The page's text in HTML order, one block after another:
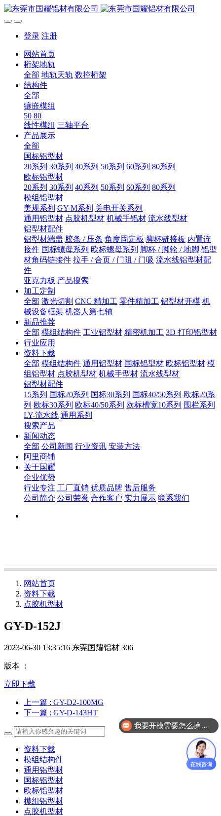
登录 注册
网站首页
桁架地轨
全部 地轨天轨 数控桁架
结构件
全部
镶嵌模组
50 80
线性模组 三轴平台
产品展示
全部
国标铝型材
20系列 30系列 40系列 50系列 60系列 80系列
欧标铝型材
20系列 30系列 40系列 50系列 60系列 80系列
模组铝型材
美规系列 GY-M系列 关电开关系列
通用铝型材 点胶机型材 机械手铝材 流水线型材
铝型材配件
铝型材端盖 胶条 / 压条 角度固定板 脚杯链接板 内置连
接件 国标螺母系列 欧标螺母系列 脚杯 / 脚轮 / 地脚 铝型
材角码链接件 拉手 / 合页 / 门阻 / 门吸 流水线铝型材配
件
亚克力板 产品搜索
加工定制
全部 激光切割 CNC 精加工 零件精加工 铝型材开模 机
械设备框架 机器人第七轴
新品推荐
全部 模组结构件 工业铝型材 精密机加工 3D 打印铝型材
行业应用
资料下载
全部 模组结构件 通用铝型材 国标铝型材 欧标铝型材 模
组铝型材 点胶机型材 机械手型材 流水线型材
铝型材配件
15系列 国标20系列 国标30系列 国标40/50系列 欧标20系
列 欧标30系列 欧标40/50系列 欧标槽宽10系列 围栏系列
LY-流水线 通用系列
搜索产品
新闻动态
全部 公司新闻 行业资讯 安装方法
阿里商铺
关于国耀
企业优势
行业专注 工厂直销 优质品牌 售后服务
公司简介 公司荣誉 合作客户 实力展示 联系我们
网站首页
资料下载
点胶机型材
GY-D-152J
2023-06-30 13:35:16 东莞国耀铝材 306
版本 ：
立即下载
上一篇 : GY-D2-100MG
下一篇 : GY-D-143HT
资料下载
模组结构件
通用铝型材
国标铝型材
欧标铝型材
模组铝型材
点胶机型材
我要开模需要怎么操作？